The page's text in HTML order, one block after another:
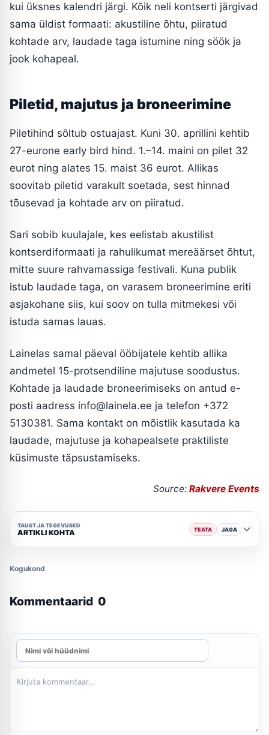
kui üksnes kalendri järgi. Kõik neli kontserti järgivad
sama üldist formaati: akustiline õhtu, piiratud
kohtade arv, laudade taga istumine ning söök ja
jook kohapeal.
Piletid, majutus ja broneerimine
Piletihind sõltub ostuajast. Kuni 30. aprillini kehtib
27-eurone early bird hind. 1.–14. maini on pilet 32
eurot ning alates 15. maist 36 eurot. Allikas
soovitab piletid varakult soetada, sest hinnad
tõusevad ja kohtade arv on piiratud.
Sari sobib kuulajale, kes eelistab akustilist
kontserdiformaati ja rahulikumat mereäärset õhtut,
mitte suure rahvamassiga festivali. Kuna publik
istub laudade taga, on varasem broneerimine eriti
asjakohane siis, kui soov on tulla mitmekesi või
istuda samas lauas.
Lainelas samal päeval ööbijatele kehtib allika
andmetel 15-protsendiline majutuse soodustus.
Kohtade ja laudade broneerimiseks on antud e-
posti aadress info@lainela.ee ja telefon +372
5130381. Sama kontakt on mõistlik kasutada ka
laudade, majutuse ja kohapealsete praktiliste
küsimuste täpsustamiseks.
Source: Rakvere Events
TAUST JA TEGEVUSED
ARTIKLI KOHTA TEATA JAGA
Kogukond
Kommentaarid 0